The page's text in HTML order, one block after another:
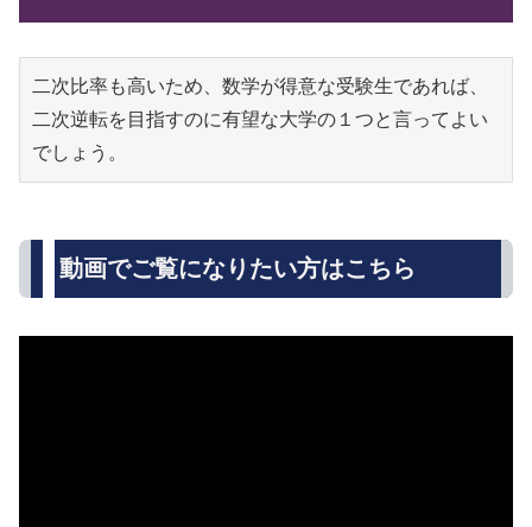
二次比率も高いため、数学が得意な受験生であれば、
二次逆転を目指すのに有望な大学の１つと言ってよい
でしょう。
動画でご覧になりたい方はこちら